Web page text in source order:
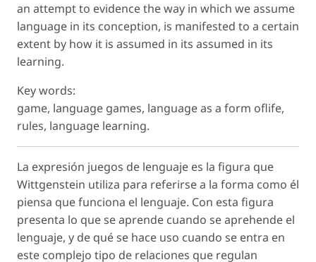
an attempt to evidence the way in which we assume
language in its conception, is manifested to a certain
extent by how it is assumed in its assumed in its
learning.
Key words:
game, language games, language as a form oflife,
rules, language learning.
La expresión juegos de lenguaje es la figura que
Wittgenstein utiliza para referirse a la forma como él
piensa que funciona el lenguaje. Con esta figura
presenta lo que se aprende cuando se aprehende el
lenguaje, y de qué se hace uso cuando se entra en
este complejo tipo de relaciones que regulan